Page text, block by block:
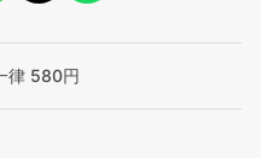
律 580円